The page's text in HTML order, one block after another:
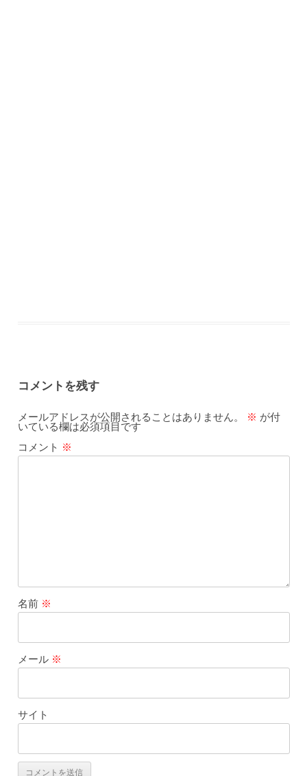
コメントを残す
メールアドレスが公開されることはありません。 ※ が付
いている欄は必須項目です
コメント ※
名前 ※
メール ※
サイト